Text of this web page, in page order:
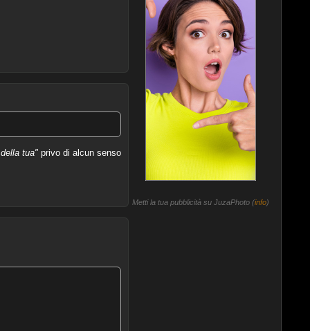
tua"privo di alcun senso
Metti la tua pubblicità su JuzaPhoto (info)